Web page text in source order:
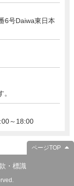
6号Daiwa東日本
～18:00
ページTOP
・標識